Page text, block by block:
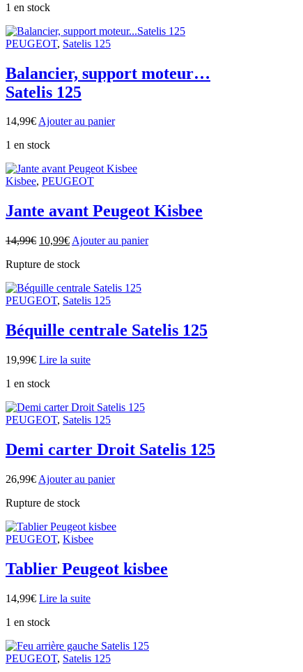
1 en stock
PEUGEOT, Satelis 125
Balancier, support moteur…
Satelis 125
14,99€Ajouter au panier
1 en stock
Kisbee, PEUGEOT
Jante avant Peugeot Kisbee
14,99€ 10,99€ Ajouter au panier
Rupture de stock
PEUGEOT, Satelis 125
Béquille centrale Satelis 125
19,99€ Lire la suite
1 en stock
PEUGEOT, Satelis 125
Demi carter Droit Satelis 125
26,99€ Ajouter au panier
Rupture de stock
PEUGEOT, Kisbee
Tablier Peugeot kisbee
14,99€ Lire la suite
1 en stock
PEUGEOT, Satelis 125